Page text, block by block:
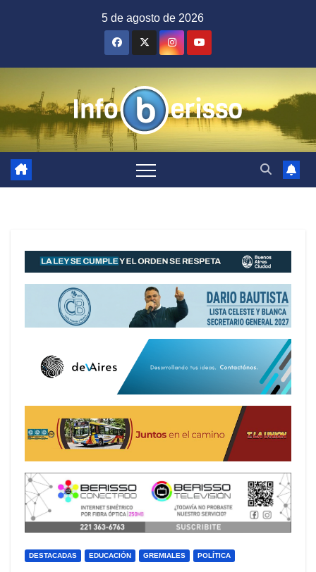
5 de agosto de 2026
DESTACADAS EDUCACIÓN GREMIALES POLÍTICA